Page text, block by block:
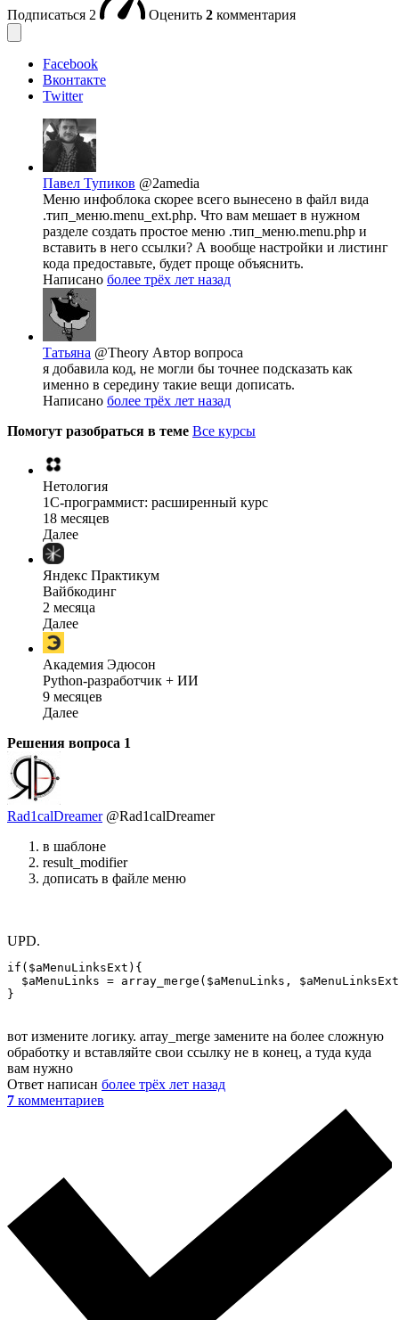
Подписаться 2 Оценить 2 комментария
Facebook
Вконтакте
Twitter
Павел Тупиков @2amedia
Меню инфоблока скорее всего вынесено в файл вида
.тип_меню.menu_ext.php. Что вам мешает в нужном
разделе создать простое меню .тип_меню.menu.php и
вставить в него ссылки? А вообще настройки и листинг
кода предоставьте, будет проще объяснить.
Написано более трёх лет назад
Татьяна @Theory Автор вопроса
я добавила код, не могли бы точнее подсказать как
именно в середину такие вещи дописать.
Написано более трёх лет назад
Помогут разобраться в теме Все курсы
Нетология
1C-программист: расширенный курс
18 месяцев
Далее
Яндекс Практикум
Вайбкодинг
2 месяца
Далее
Академия Эдюсон
Python-разработчик + ИИ
9 месяцев
Далее
Решения вопроса 1
Rad1calDreamer @Rad1calDreamer
в шаблоне
result_modifier
дописать в файле меню
UPD.
if($aMenuLinksExt){
$aMenuLinks = array_merge($aMenuLinks,
}
вот измените логику. array_merge замените на более сложную
обработку и вставляйте свои ссылку не в конец, а туда куда
вам нужно
Ответ написан более трёх лет назад
7 комментариев